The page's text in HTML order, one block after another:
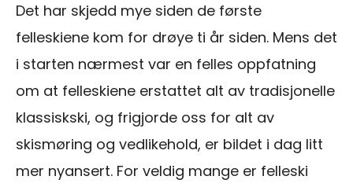
Det har skjedd mye siden de første
felleskiene kom for drøye ti år siden. Mens det
i starten nærmest var en felles oppfatning
om at felleskiene erstattet alt av tradisjonelle
klassiskski, og frigjorde oss for alt av
skismøring og vedlikehold, er bildet i dag litt
mer nyansert. For veldig mange er felleski